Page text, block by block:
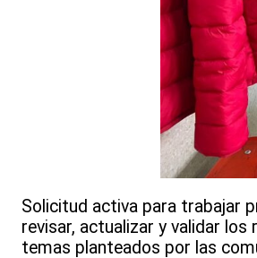
Solicitud activa para trabajar
revisar, actualizar y validar
temas planteados por las